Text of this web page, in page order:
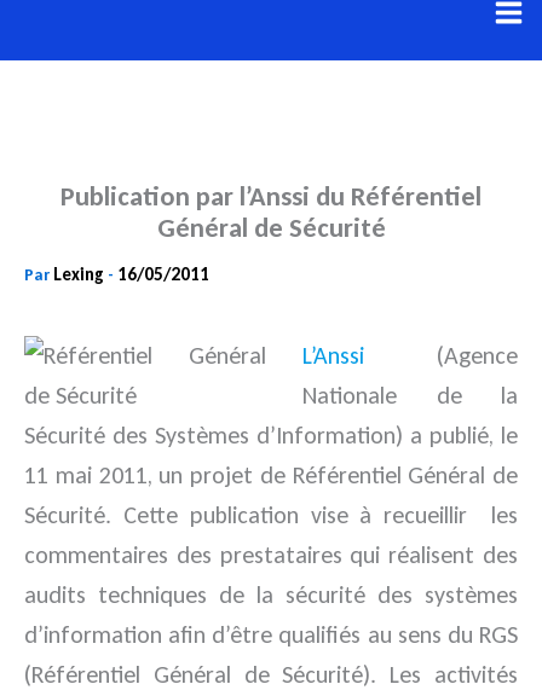
au
Publication par l’Anssi du Référentiel
Général de Sécurité
Par Lexing - 16/05/2011
L’Anssi (Agence
Nationale de la
Sécurité des Systèmes d’Information) a publié, le
11 mai 2011, un projet de Référentiel Général de
Sécurité. Cette publication vise à recueillir les
commentaires des prestataires qui réalisent des
audits techniques de la sécurité des systèmes
d’information afin d’être qualifiés au sens du RGS
(Référentiel Général de Sécurité). Les activités